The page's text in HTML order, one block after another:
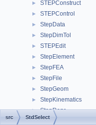
► STEPConstruct
► STEPControl
► StepData
► StepDimTol
► STEPEdit
► StepElement
► StepFEA
► StepFile
► StepGeom
► StepKinematics
► StepRepr
► StepSelect
src StdSelect